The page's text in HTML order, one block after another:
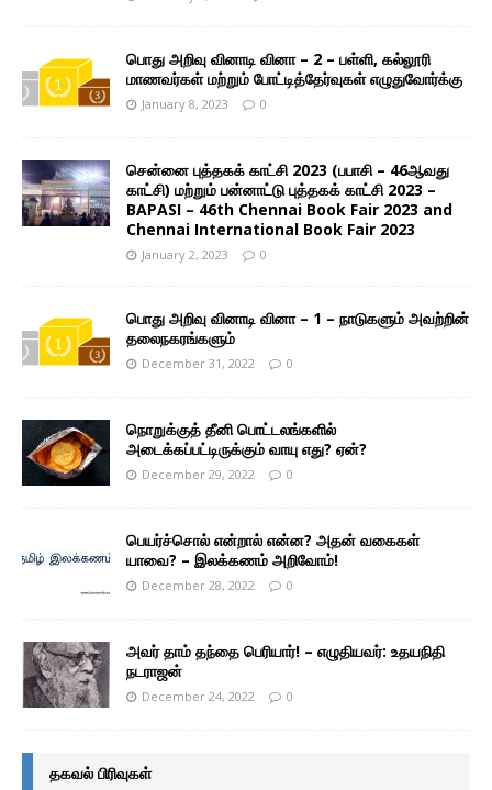
பொது அறிவு வினாடி வினா – 2 – பள்ளி, கல்லூரி
மாணவர்கள் மற்றும் போட்டித்தேர்வுகள் எழுதுவோர்க்கு
January 8, 2023 0
சென்னை புத்தகக் காட்சி 2023 (பபாசி – 46ஆவது
காட்சி) மற்றும் பன்னாட்டு புத்தகக் காட்சி 2023 –
BAPASI – 46th Chennai Book Fair 2023 and
Chennai International Book Fair 2023
January 2, 2023 0
பொது அறிவு வினாடி வினா – 1 – நாடுகளும் அவற்றின்
தலைநகரங்களும்
December 31, 2022 0
நொறுக்குத் தீனி பொட்டலங்களில்
அடைக்கப்பட்டிருக்கும் வாயு எது? ஏன்?
December 29, 2022 0
பெயர்ச்சொல் என்றால் என்ன? அதன் வகைகள்
யாவை? – இலக்கணம் அறிவோம்!
December 28, 2022 0
அவர் தாம் தந்தை பெரியார்! – எழுதியவர்: உதயநிதி
நடராஜன்
December 24, 2022 0
தகவல் பிரிவுகள்